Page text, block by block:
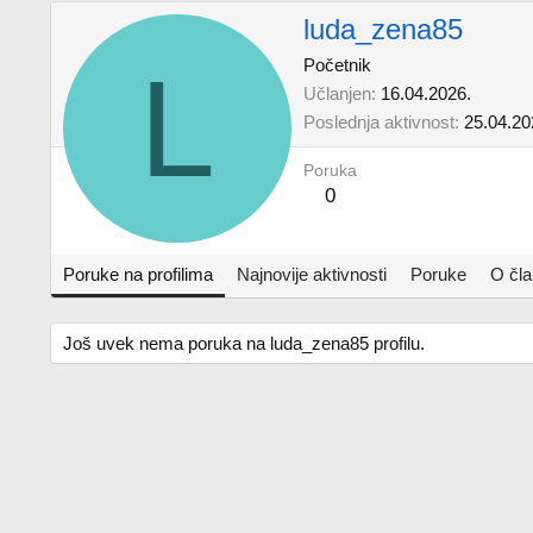
L
luda_zena85
Početnik
Učlanjen 16.04.2026.
Poslednja aktivnost
Poruka
0
Poruke na profilima Najnovije aktivnosti Poruke O
Još uvek nema poruka na luda_zena85 profilu.